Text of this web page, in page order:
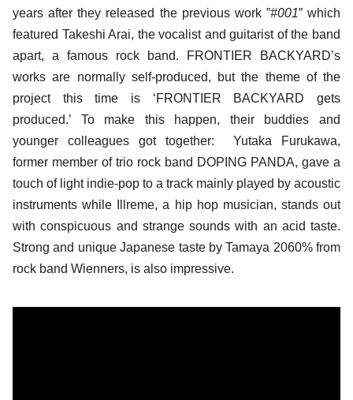
years after they released the previous work ”#001” which
featured Takeshi Arai, the vocalist and guitarist of the band
apart, a famous rock band. FRONTIER BACKYARD’s
works are normally self-produced, but the theme of the
project this time is ‘FRONTIER BACKYARD gets
produced.’ To make this happen, their buddies and
younger colleagues got together: Yutaka Furukawa,
former member of trio rock band DOPING PANDA, gave a
touch of light indie-pop to a track mainly played by acoustic
instruments while Illreme, a hip hop musician, stands out
with conspicuous and strange sounds with an acid taste.
Strong and unique Japanese taste by Tamaya 2060% from
rock band Wienners, is also impressive.